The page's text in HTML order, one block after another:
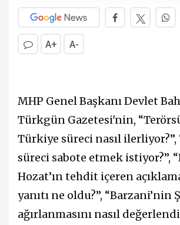
A+ A-
MHP Genel Başkanı Devlet
Türkgün Gazetesi'nin,
Türkiye süreci nasıl
süreci sabote etmek istiyor?”,
Hozat’ın tehdit içeren
yanıtı ne oldu?”, “Barzani’nin
ağırlanmasını nasıl